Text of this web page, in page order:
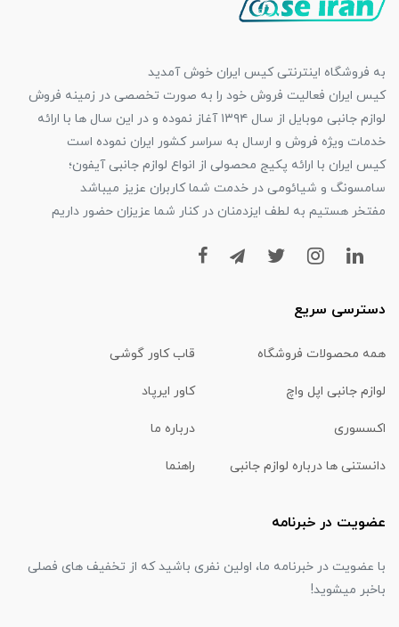
به فروشگاه اینترنتی کیس ایران خوش آمدید
کیس ایران فعالیت فروش خود را به صورت تخصصی در زمینه فروش
لوازم جانبی موبایل از سال ۱۳۹۴ آغاز نموده و در این سال ها با ارائه
خدمات ویژه فروش و ارسال به سراسر کشور ایران نموده است
کیس ایران با ارائه پکیج محصولی از انواع لوازم جانبی آیفون؛
سامسونگ و شیائومی در خدمت شما کاربران عزیز میباشد
مفتخر هستیم به لطف ایزدمنان در کنار شما عزیزان حضور داریم
دسترسی سریع
همه محصولات فروشگاه قاب کاور گوشی
لوازم جانبی اپل واچ کاور ایرپاد
اکسسوری درباره ما
دانستنی ها درباره لوازم جانبی راهنما
عضویت در خبرنامه
با عضویت در خبرنامه ما، اولین نفری باشید که از تخفیف های فصلی
باخبر میشوید!